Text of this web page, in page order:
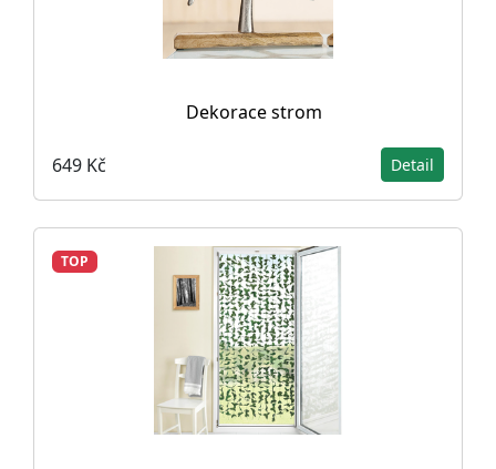
Dekorace strom
649 Kč Detail
TOP